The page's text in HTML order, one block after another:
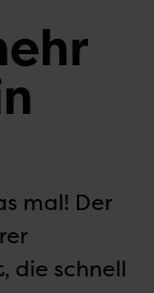
mal! Der
die schnell